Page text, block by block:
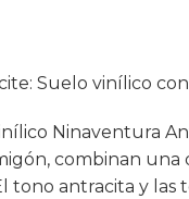
Suelo vinílico
Ninaventura
combinan una
tono antracita y